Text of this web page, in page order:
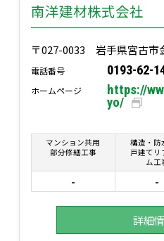
南洋建材株式会社
〒027-0033 岩手県宮古市
電話番号 0193-62-
ホームページ
https://
yo/
マンション共用
部分修繕工事
構造・防
戸建てリ
ム工
- -
詳細